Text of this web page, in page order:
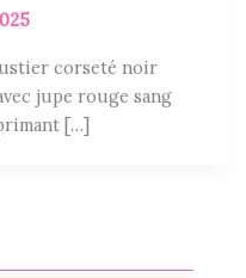
corseté noir
jupe rouge sang
[…]